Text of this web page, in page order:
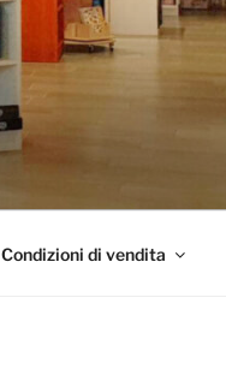
Condizioni di vendita